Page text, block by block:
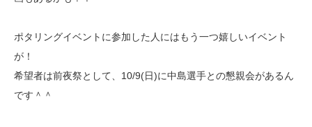
ポタリングイベントに参加した人にはもう一つ嬉しいイベント
が！
希望者は前夜祭として、10/9(日)に中島選手との懇親会があるん
です＾＾